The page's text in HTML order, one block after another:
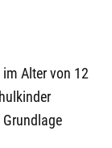
Alter von 12